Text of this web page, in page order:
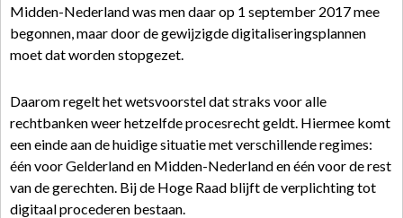
Midden-Nederland was men daar op 1 september 2017 mee
begonnen, maar door de gewijzigde digitaliseringsplannen
moet dat worden stopgezet.
Daarom regelt het wetsvoorstel dat straks voor alle
rechtbanken weer hetzelfde procesrecht geldt. Hiermee komt
een einde aan de huidige situatie met verschillende regimes:
één voor Gelderland en Midden-Nederland en één voor de rest
van de gerechten. Bij de Hoge Raad blijft de verplichting tot
digitaal procederen bestaan.